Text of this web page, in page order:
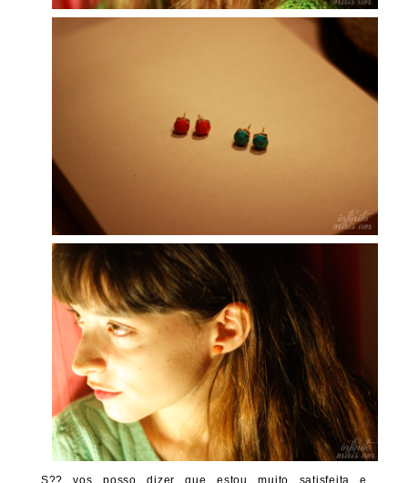
S?? vos posso dizer que estou muito satisfeita e